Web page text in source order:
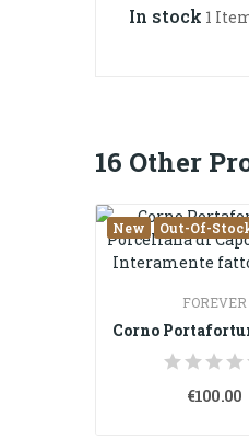
In stock 1
16 Other
New Out-Of-
FOREVER
€100.00